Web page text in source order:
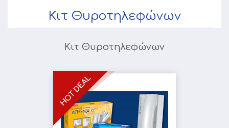
Κιτ Θυροτηλεφώνων
Κιτ Θυροτηλεφώνων